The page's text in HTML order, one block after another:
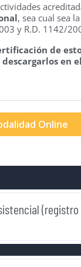
, sea cual sea
y R.D. 1142/
de
descargarlos en
Online
(registro